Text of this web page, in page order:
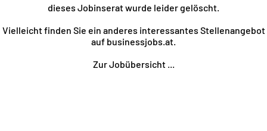
dieses Jobinserat wurde leider gelöscht.
Vielleicht finden Sie ein anderes interessantes Stellenangebot
auf businessjobs.at.
Zur Jobübersicht ...